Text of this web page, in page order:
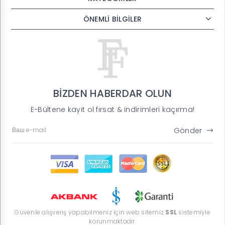
ÖNEMLİ BİLGİLER
BİZDEN HABERDAR OLUN
E-Bültene kayıt ol fırsat & indirimleri kaçırma!
Gönder
Güvenle alışveriş yapabilmeniz için web sitemiz SSL sistemiyle
korunmaktadır.